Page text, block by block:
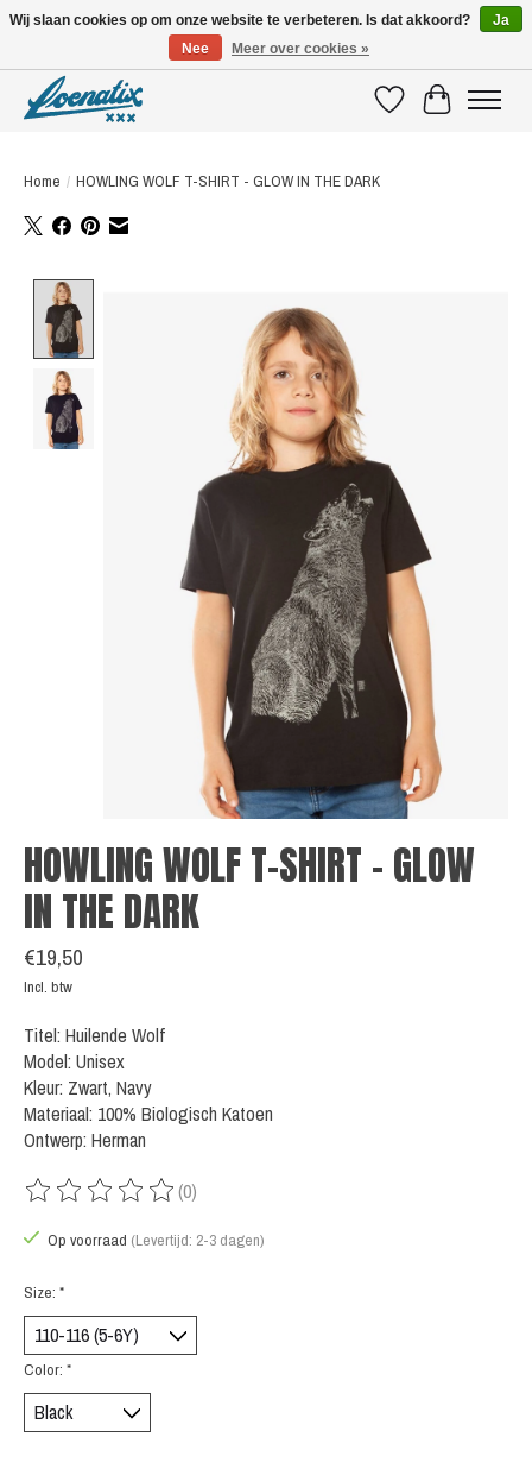
VerlanglijstWinkelwagen
Home / HOWLING WOLF T-SHIRT - GLOW IN THE DARK
HOWLING WOLF T-SHIRT - GLOW
IN THE DARK
€19,50
Incl. btw
Titel: Huilende Wolf
Model: Unisex
Kleur: Zwart, Navy
Materiaal: 100% Biologisch Katoen
Ontwerp: Herman
De beoordeling van dit product is
(0)
Op voorraad (Levertijd: 2-3 dagen)
Size: *
Color: *
Wij slaan cookies op om onze website te verbeteren. Is dat akkoord?
Ja
Nee
Meer over cookies »